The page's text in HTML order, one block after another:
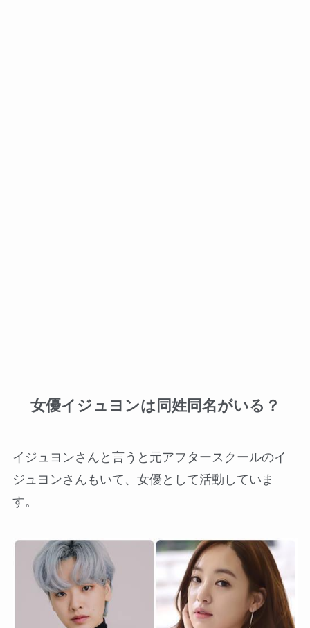
女優イジュヨンは同姓同名がいる？
イジュヨンさんと言うと元アフタースクールのイ
ジュヨンさんもいて、女優として活動していま
す。